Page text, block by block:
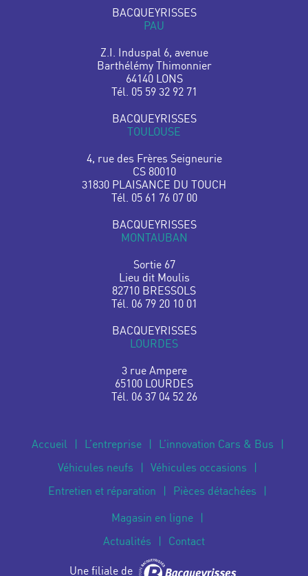
BACQUEYRISSES
PAU
Z.I. Induspal 6, avenue
Barthélémy Thimonnier
64140 LONS
Tél. 05 59 32 92 71
BACQUEYRISSES
TOULOUSE
4, rue des Frères Seigneurie
CS 80010
31830 PLAISANCE DU TOUCH
Tél. 05 61 76 07 00
BACQUEYRISSES
MONTAUBAN
Sortie 67
Lieu dit Moulis
82710 BRESSOLS
Tél. 06 79 20 10 01
BACQUEYRISSES
LOURDES
3 rue Ampere
65100 LOURDES
Tél. 06 37 04 52 26
Accueil L’entreprise
L’innovation Cars & Bus
Véhicules neufs
Véhicules occasions
Entretien et réparation
Pièces détachées
Magasin en ligne
Actualités
Contact
Une filiale de